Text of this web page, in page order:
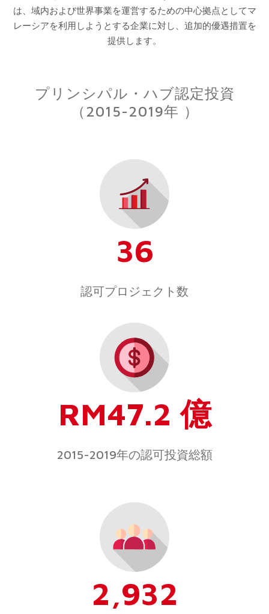
は、域内および世界事業を運営するための中心拠点としてマ
レーシアを利用しようとする企業に対し、追加的優遇措置を
提供します。
プリンシパル・ハブ認定投資
（2015-2019年 ）
36
認可プロジェクト数
RM47.2 億
2015-2019年の認可投資総額
2,932